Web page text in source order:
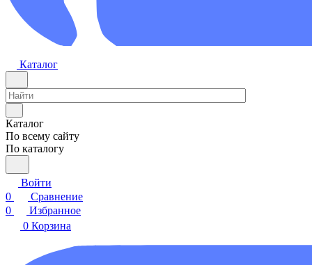
Каталог
Каталог
По всему сайту
По каталогу
Войти
0
Сравнение
0
Избранное
0 Корзина